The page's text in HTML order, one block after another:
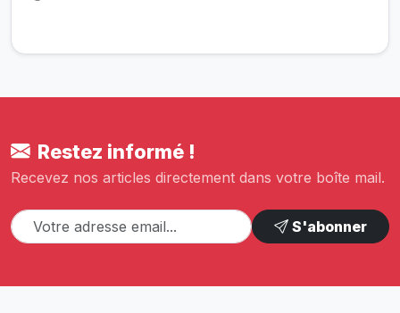
Restez informé !
Recevez nos articles directement dans votre boîte mail.
S'abonner